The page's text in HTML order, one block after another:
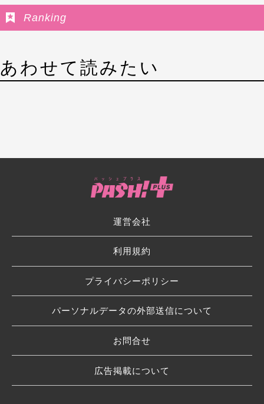
Ranking
あわせて読みたい
運営会社
利用規約
プライバシーポリシー
パーソナルデータの外部送信について
お問合せ
広告掲載について